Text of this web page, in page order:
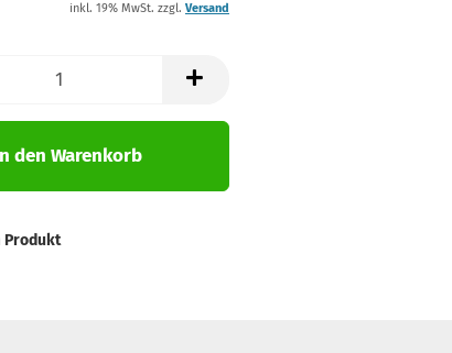
inkl. 19% MwSt. zzgl. Versand
den Warenkorb
Produkt